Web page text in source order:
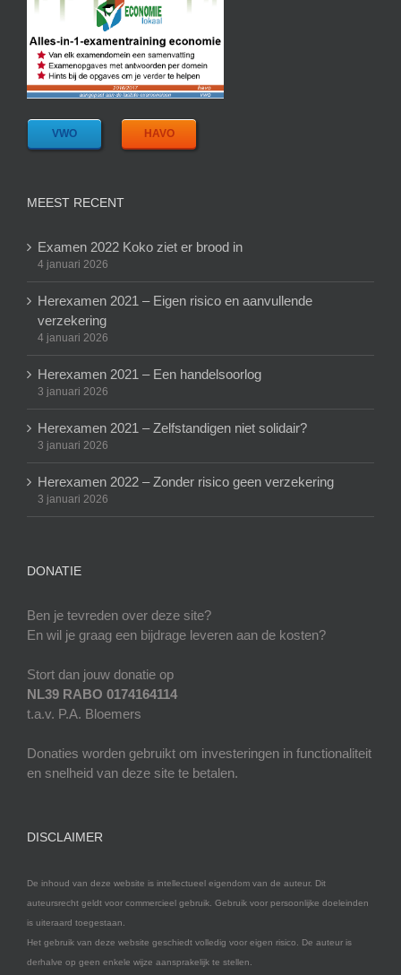
VWO HAVO
MEEST RECENT
Examen 2022 Koko ziet er brood in
4 januari 2026
Herexamen 2021 – Eigen risico en aanvullende
verzekering
4 januari 2026
Herexamen 2021 – Een handelsoorlog
3 januari 2026
Herexamen 2021 – Zelfstandigen niet solidair?
3 januari 2026
Herexamen 2022 – Zonder risico geen verzekering
3 januari 2026
DONATIE
Ben je tevreden over deze site?
En wil je graag een bijdrage leveren aan de kosten?
Stort dan jouw donatie op
NL39 RABO 0174164114
t.a.v. P.A. Bloemers
Donaties worden gebruikt om investeringen in functionaliteit
en snelheid van deze site te betalen.
DISCLAIMER
De inhoud van deze website is intellectueel eigendom van de auteur. Dit
auteursrecht geldt voor commercieel gebruik. Gebruik voor persoonlijke doeleinden
is uiteraard toegestaan.
Het gebruik van deze website geschiedt volledig voor eigen risico. De auteur is
derhalve op geen enkele wijze aansprakelijk te stellen.